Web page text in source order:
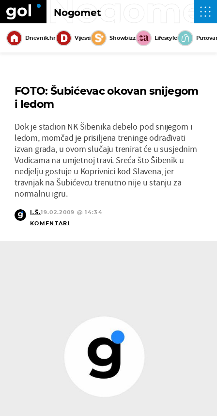
Nogomet
Dnevnik.hr Vijesti Showbizz Lifestyle
FOTO: Šubićevac okovan snijegom
i ledom
Dok je stadion NK Šibenika debelo pod snijegom i
ledom, momčad je prisiljena treninge odrađivati
izvan grada, u ovom slučaju trenirat će u susjednim
Vodicama na umjetnoj travi. Sreća što Šibenik u
nedjelju gostuje u Koprivnici kod Slavena, jer
travnjak na Šubićevcu trenutno nije u stanju za
normalnu igru.
I.Š.19.02.2009 @ 14:34
KOMENTARI